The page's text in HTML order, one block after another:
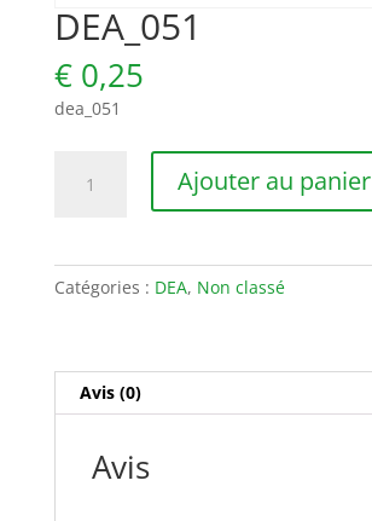
DEA_051
€0,25
dea_051
Ajouter au panier
Catégories : DEA, Non classé
Avis (0)
Avis